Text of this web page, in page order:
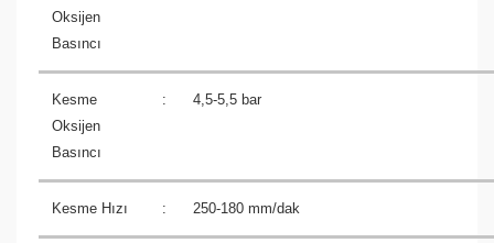
Oksijen
Basıncı
Kesme
Oksijen
Basıncı
: 4,5-5,5 bar
Kesme Hızı : 250-180 mm/dak